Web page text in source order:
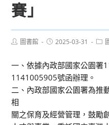
賽」
Post圖書館
Post2025-03-31
Post
一、依據內政部國家公園署
1141005905號函辦理。
二、內政部國家公園署為推
相
關之保育及經營管理，鼓勵